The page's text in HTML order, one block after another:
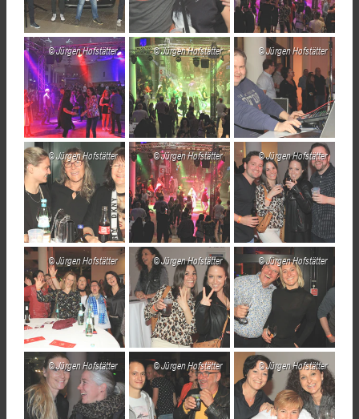
Jürgen Hofstätter Jürgen Hofstätter Jürgen Hofstätter
Jürgen Hofstätter Jürgen Hofstätter Jürgen Hofstätter
Jürgen Hofstätter Jürgen Hofstätter Jürgen Hofstätter
Jürgen Hofstätter Jürgen Hofstätter Jürgen Hofstätter